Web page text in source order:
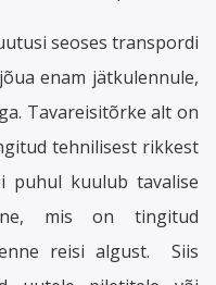
seoses transpordi
enam jätkulennule,
Tavareisitõrke alt on
tehnilisest rikkest
puhul kuulub tavalise
mis on tingitud
reisi algust. Siis